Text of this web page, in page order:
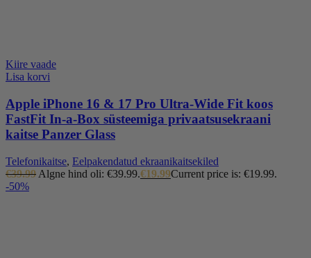
Kiire vaade
Lisa korvi
Apple iPhone 16 & 17 Pro Ultra-Wide Fit koos
FastFit In-a-Box süsteemiga privaatsusekraani
kaitse Panzer Glass
Telefonikaitse, Eelpakendatud ekraanikaitsekiled
€39.99 Algne hind oli: €39.99.€19.99Current price is: €19.99.
-50%